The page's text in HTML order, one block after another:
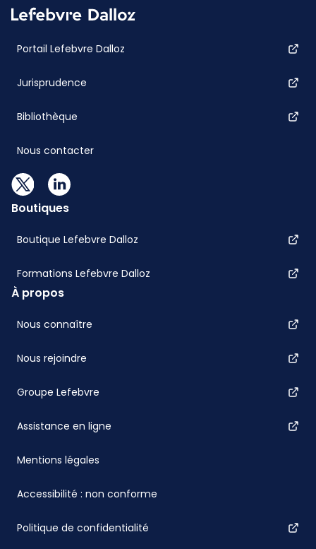
Portail Lefebvre Dalloz
Jurisprudence
Bibliothèque
Nous contacter
Boutiques
Boutique Lefebvre Dalloz
Formations Lefebvre Dalloz
À propos
Nous connaître
Nous rejoindre
Groupe Lefebvre
Assistance en ligne
Mentions légales
Accessibilité : non conforme
Politique de confidentialité